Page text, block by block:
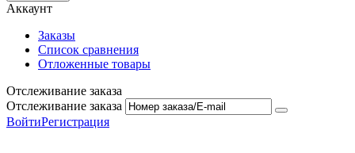
Аккаунт
Заказы
Список сравнения
Отложенные товары
Отслеживание заказа
Отслеживание заказа
ВойтиРегистрация